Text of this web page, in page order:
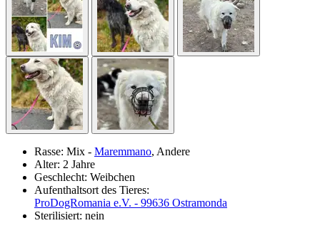
Rasse: Mix - Maremmano, Andere
Alter: 2 Jahre
Geschlecht: Weibchen
Aufenthaltsort des Tieres:
ProDogRomania e.V. - 99636 Ostramonda
Sterilisiert: nein